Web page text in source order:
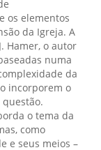
os elementos
da Igreja. A
Hamer, o autor
numa
da
incorporem o
o tema da
como
e seus meios –